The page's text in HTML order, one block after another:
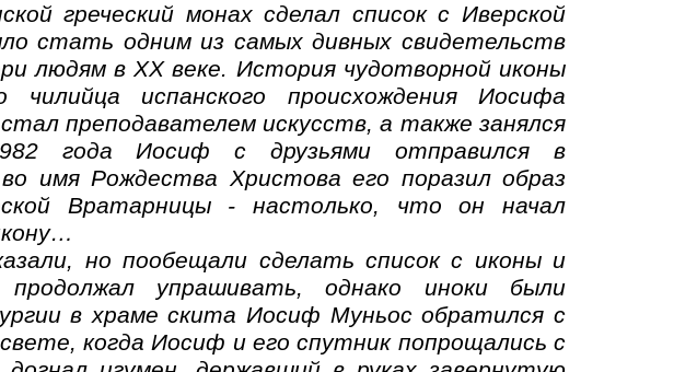
греческий монах сделал список с Иверской
стать одним из самых дивных свидетельств
людям в XX веке. История чудотворной иконы
чилийца испанского происхождения Иосифа
преподавателем искусств, а также занялся
года Иосиф с друзьями отправился в
имя Рождества Христова его поразил образ
Вратарницы - настолько, что он начал
но пообещали сделать список с иконы и
упрашивать, однако иноки были
в храме скита Иосиф Муньос обратился с
когда Иосиф и его спутник попрощались с